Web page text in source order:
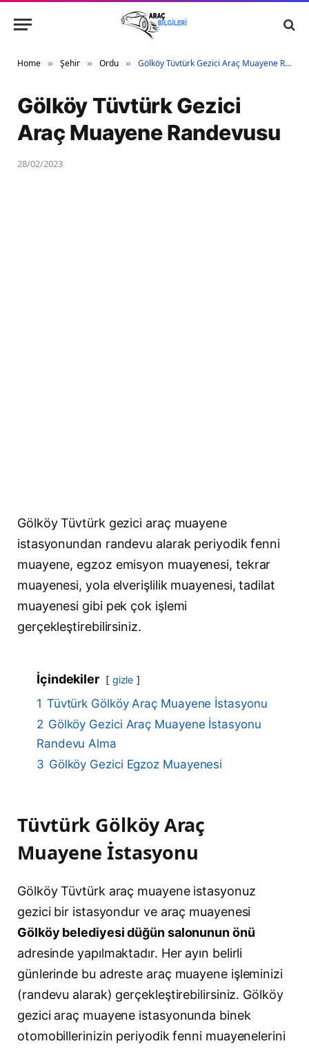
Home » Şehir » Ordu » Gölköy Tüvtürk Gezici Araç Muayene Randevusu
Gölköy Tüvtürk Gezici
Araç Muayene Randevusu
28/02/2023
Gölköy Tüvtürk gezici araç muayene
istasyonundan randevu alarak periyodik fenni
muayene, egzoz emisyon muayenesi, tekrar
muayenesi, yola elverişlilik muayenesi, tadilat
muayenesi gibi pek çok işlemi
gerçekleştirebilirsiniz.
İçindekiler gizle
1 Tüvtürk Gölköy Araç Muayene İstasyonu
2 Gölköy Gezici Araç Muayene İstasyonu
Randevu Alma
3 Gölköy Gezici Egzoz Muayenesi
Tüvtürk Gölköy Araç
Muayene İstasyonu
Gölköy Tüvtürk araç muayene istasyonuz
gezici bir istasyondur ve araç muayenesi
Gölköy belediyesi düğün salonunun önü
adresinde yapılmaktadır. Her ayın belirli
günlerinde bu adreste araç muayene işleminizi
(randevu alarak) gerçekleştirebilirsiniz. Gölköy
gezici araç muayene istasyonunda binek
otomobillerinizin periyodik fenni muayenelerini